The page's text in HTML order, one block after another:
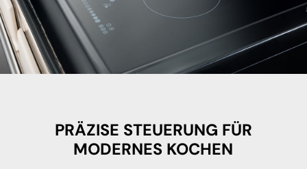
PRÄZISE STEUERUNG FÜR
MODERNES KOCHEN